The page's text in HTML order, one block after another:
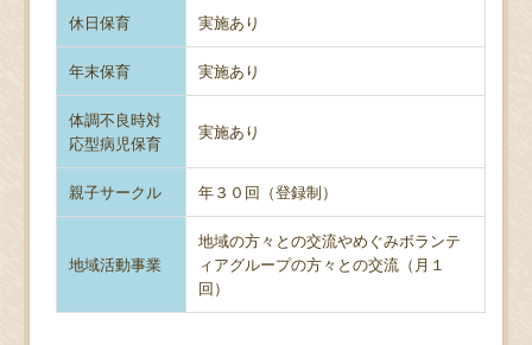
休日保育 実施あり
年末保育 実施あり
体調不良時対
応型病児保育
実施あり
親子サークル 年３０回（登録制）
地域活動事業
地域の方々との交流やめぐみボランテ
ィアグループの方々との交流（月１
回）